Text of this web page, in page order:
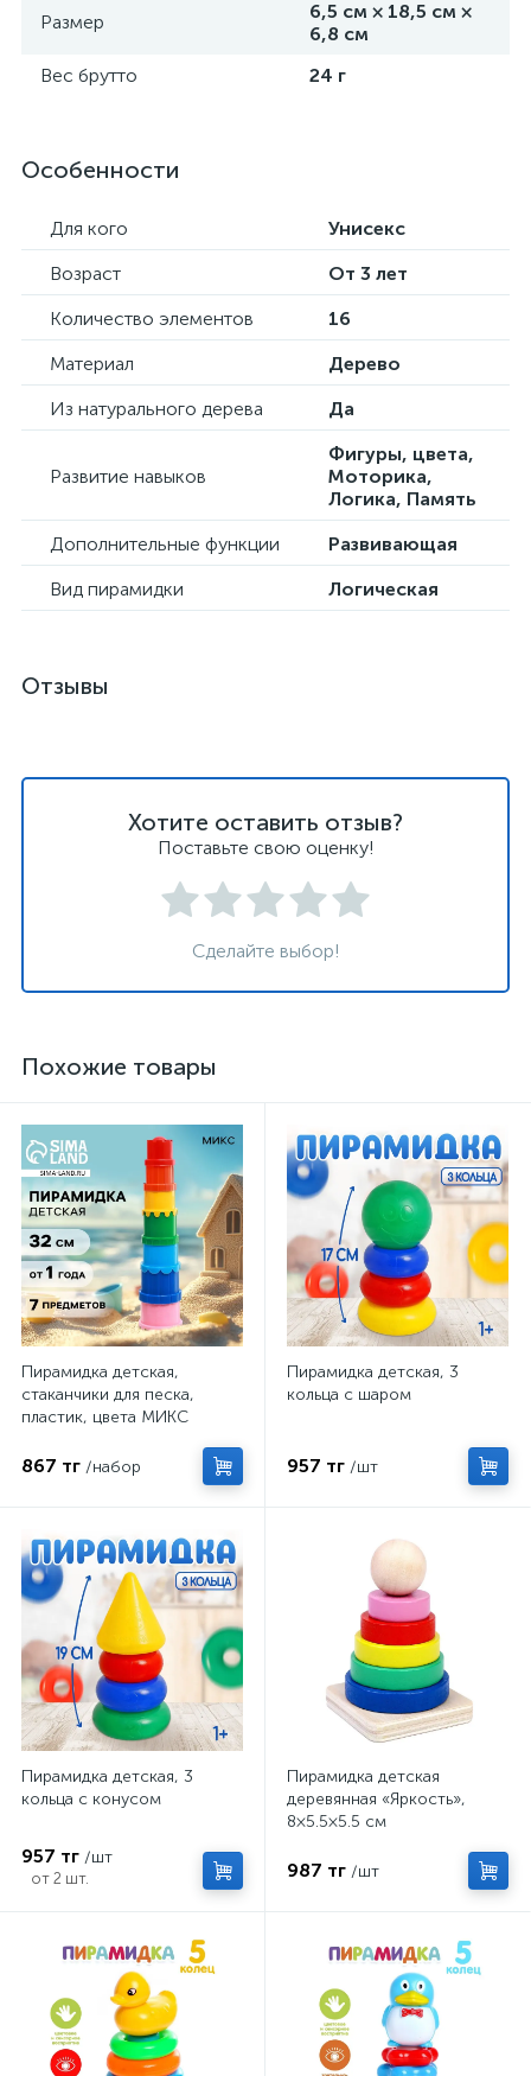
Размер
6,5 см × 18,5 см ×
6,8 см
Вес брутто
24 г
Особенности
Для кого
Унисекс
Возраст
От 3 лет
Количество элементов
16
Материал
Дерево
Из натурального дерева
Да
Развитие навыков
Фигуры, цвета,
Моторика,
Логика, Память
Дополнительные функции
Развивающая
Вид пирамидки
Логическая
Отзывы
Хотите оставить отзыв?
Поставьте свою оценку!
Сделайте выбор!
Похожие товары
Пирамидка детская,
стаканчики для песка,
пластик, цвета МИКС
867 тг /набор
Пирамидка детская, 3
кольца с шаром
957 тг /шт
Пирамидка детская, 3
кольца с конусом
957 тг /шт
от 2 шт.
Пирамидка детская
деревянная «Яркость»,
8×5.5×5.5 см
987 тг /шт